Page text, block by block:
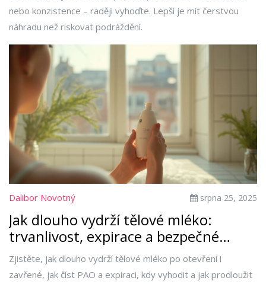
nebo konzistence – raději vyhoďte. Lepší je mít čerstvou
náhradu než riskovat podráždění.
Dalibor Novotný srpna 25, 2025
Jak dlouho vydrží tělové mléko:
trvanlivost, expirace a bezpečné
používání
Zjistěte, jak dlouho vydrží tělové mléko po otevření i
zavřené, jak číst PAO a expiraci, kdy vyhodit a jak prodloužit